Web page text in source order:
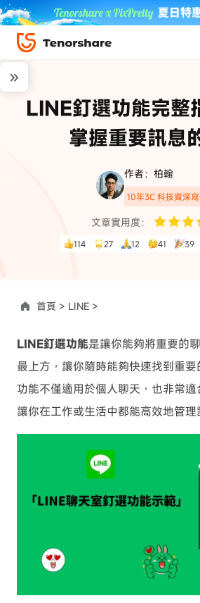
LINE釘選功能完整
掌握重要訊息
作者：柏翰
10年3C 科技資深
文章實用度：
114 27 12 41 39
首頁 > LINE >
LINE釘選功能是讓你能夠將重要的
最上方，讓你隨時能夠快速找到重
功能不僅適用於個人聊天，也非常適
讓你在工作或生活中都能高效地管理